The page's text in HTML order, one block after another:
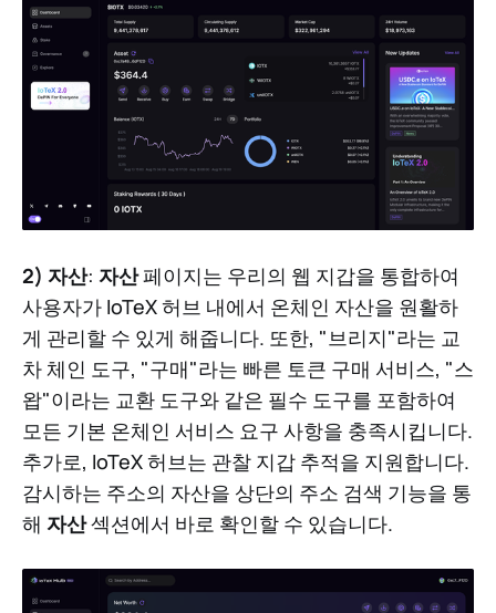
2) 자산: 자산페이지는 우리의 웹 지갑을 통합하여
사용자가 IoTeX 허브 내에서 온체인 자산을 원활하
게 관리할 수 있게 해줍니다. 또한, "브리지"라는 교
차 체인 도구, "구매"라는 빠른 토큰 구매 서비스, "스
왑"이라는 교환 도구와 같은 필수 도구를 포함하여
모든 기본 온체인 서비스 요구 사항을 충족시킵니다.
추가로, IoTeX 허브는 관찰 지갑 추적을 지원합니다.
감시하는 주소의 자산을 상단의 주소 검색 기능을 통
해 자산섹션에서 바로 확인할 수 있습니다.